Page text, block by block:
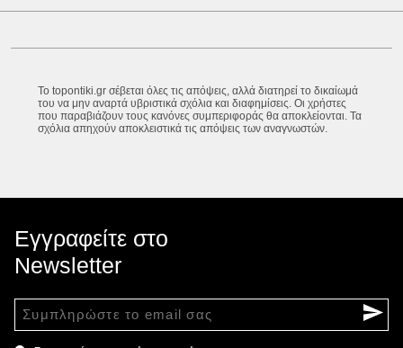
Το topontiki.gr σέβεται όλες τις απόψεις, αλλά διατηρεί το δικαίωμά
του να μην αναρτά υβριστικά σχόλια και διαφημίσεις. Οι χρήστες
που παραβιάζουν τους κανόνες συμπεριφοράς θα αποκλείονται. Τα
σχόλια απηχούν αποκλειστικά τις απόψεις των αναγνωστών.
Εγγραφείτε στο
Newsletter